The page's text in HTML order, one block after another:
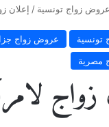
عروض زواج تونسية / إعلان
تونسية عروض زواج
مصرية
زواج